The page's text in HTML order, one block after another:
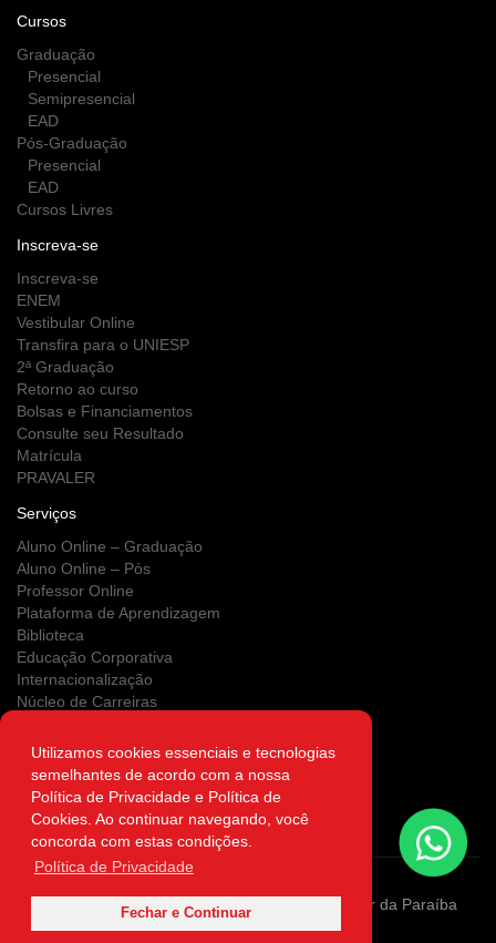
Utilizamos cookies essenciais e tecnologias
semelhantes de acordo com a nossa
Política de Privacidade e Política de
Cookies. Ao continuar navegando, você
concorda com estas condições.
Política de Privacidade
Fechar e Continuar
Cursos
Graduação
Presencial
Semipresencial
EAD
Pós-Graduação
Presencial
EAD
Cursos Livres
Inscreva-se
Inscreva-se
ENEM
Vestibular Online
Transfira para o UNIESP
2ª Graduação
Retorno ao curso
Bolsas e Financiamentos
Consulte seu Resultado
Matrícula
PRAVALER
Serviços
Aluno Online – Graduação
Aluno Online – Pós
Professor Online
Plataforma de Aprendizagem
Biblioteca
Educação Corporativa
Internacionalização
Núcleo de Carreiras
NUPS
Clínica Escola
Área do Egresso
Atendimento on-line
Autenticidade
Copyright ©2026 Sociedade de Ensino Superior da Paraíba
Sociedade Simples LTDA